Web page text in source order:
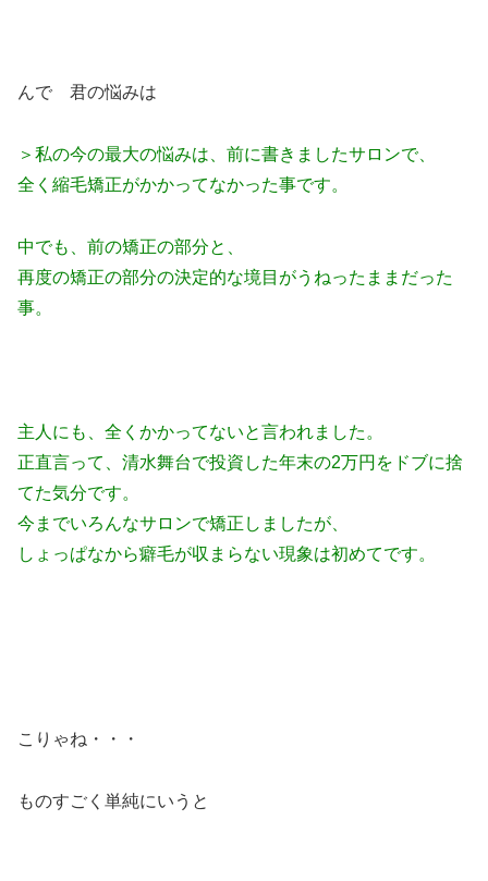
んで 君の悩みは
＞私の今の最大の悩みは、前に書きましたサロンで、
全く縮毛矯正がかかってなかった事です。
中でも、前の矯正の部分と、
再度の矯正の部分の決定的な境目がうねったままだった
事。
主人にも、全くかかってないと言われました。
正直言って、清水舞台で投資した年末の2万円をドブに捨
てた気分です。
今までいろんなサロンで矯正しましたが、
しょっぱなから癖毛が収まらない現象は初めてです。
こりゃね・・・
ものすごく単純にいうと